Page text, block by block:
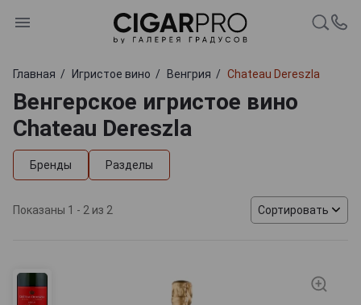
Главная Игристое вино Венгрия Chateau Dereszla
Венгерское игристое вино
Chateau Dereszla
Бренды Разделы
Показаны 1 - 2 из 2 Сортировать